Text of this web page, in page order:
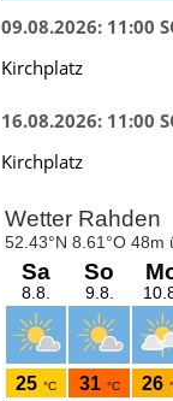
09.08.2026: 11:00
Kirchplatz
16.08.2026: 11:00
Kirchplatz